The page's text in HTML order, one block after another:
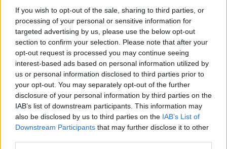
If you wish to opt-out of the sale, sharing to third parties, or
processing of your personal or sensitive information for
targeted advertising by us, please use the below opt-out
section to confirm your selection. Please note that after your
opt-out request is processed you may continue seeing
interest-based ads based on personal information utilized by
us or personal information disclosed to third parties prior to
your opt-out. You may separately opt-out of the further
disclosure of your personal information by third parties on the
IAB’s list of downstream participants. This information may
also be disclosed by us to third parties on the IAB’s List of
Downstream Participants that may further disclose it to other
Η στυγερή δολοφονία
Το φονικό σημειώθηκε σε διαμέρισμα της
οδού Κωνσταντά. Σύμφωνα με τα πρώτα
στοιχεία, ο δράστης άρπαξε έναμαχαίρικατά
τη διάρκεια έντονου καβγά και χτύπησε την
άτυχη γυναίκα στονλαιμόκαι τηνπλάτη
φωνές της μάνας και οι κραυγές των
παιδιών ξεσήκωσαν τη γειτονιά, με
αυτόπτες μάρτυρες να κάνουν λόγο για μια
σκηνή που θύμιζε «ταινία τρόμου».